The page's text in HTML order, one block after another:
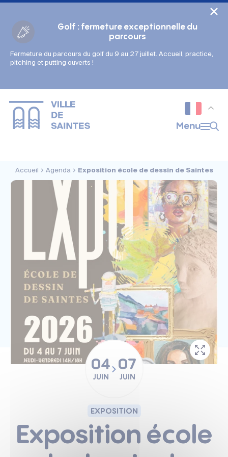
Golf : fermeture exceptionnelle du
parcours
Fermeture du parcours du golf du 9 au 27 juillet. Accueil, practice,
pitching et putting ouverts !
Menu
Accueil Agenda Exposition école de dessin de Saintes
04
JUIN
07
JUIN
EXPOSITION
Exposition école
Gestion des couleurs :
Police adaptée (dyslexie) :
Interlignage :
Par défaut
Augmenté
Taille du texte :
Très petite
Petite Défaut
Grande
Très grande
Affichage des images & vidéos :
Par défaut
Masquées
Cookies management panel